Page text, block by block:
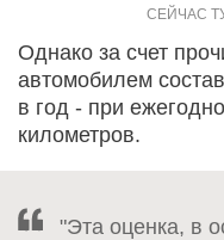
Однако за счет
автомобилем
в год - при
километров.
"Эта оценка, в